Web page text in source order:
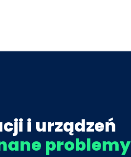
i urządzeń
problemy